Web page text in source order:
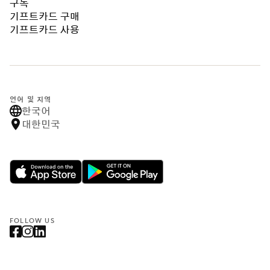
구독
기프트카드 구매
기프트카드 사용
언어 및 지역
한국어
대한민국
FOLLOW US